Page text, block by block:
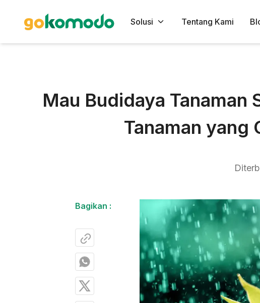
Solusi Tentang Kami
Mau Budidaya Tanaman
Tanaman yang
Bagikan :